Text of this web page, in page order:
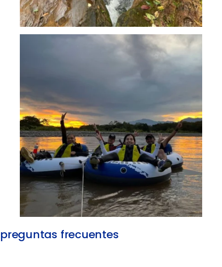
preguntas frecuentes